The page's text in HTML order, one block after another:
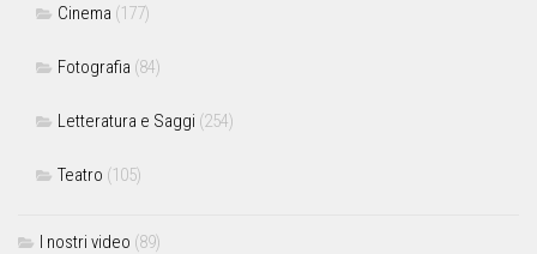
Cinema (177)
Fotografia (84)
Letteratura e Saggi (254)
Teatro (105)
I nostri video (89)